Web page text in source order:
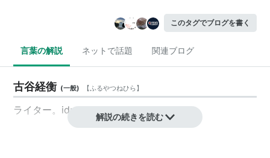
このタグでブログを書く
言葉の解説 ネットで話題 関連ブログ
古谷経衡 (一般) 【ふるやつねひら】
ライター。 id:aniotahosyu
解説の続きを読む